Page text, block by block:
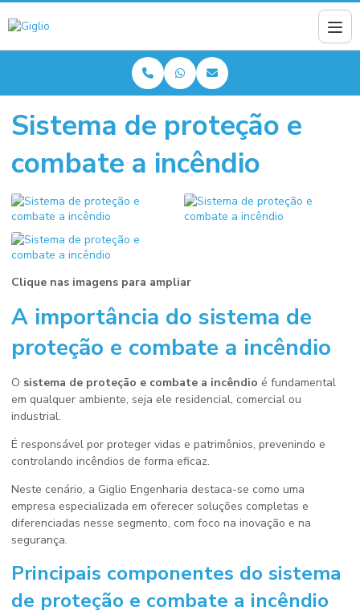
Sistema de proteção e
combate a incêndio
Clique nas imagens para ampliar
A importância do sistema de
proteção e combate a incêndio
O sistema de proteção e combate a incêndio é fundamental
em qualquer ambiente, seja ele residencial, comercial ou
industrial.
É responsável por proteger vidas e patrimônios, prevenindo e
controlando incêndios de forma eficaz.
Neste cenário, a Giglio Engenharia destaca-se como uma
empresa especializada em oferecer soluções completas e
diferenciadas nesse segmento, com foco na inovação e na
segurança.
Principais componentes do sistema
de proteção e combate a incêndio